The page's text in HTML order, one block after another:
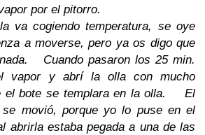
por el pitorro.
va cogiendo temperatura, se oye
a moverse, pero ya os digo que
Cuando pasaron los 25 min.
vapor y abrí la olla con mucho
el bote se templara en la olla.
El
se movió, porque yo lo puse en el
abrirla estaba pegada a una de las